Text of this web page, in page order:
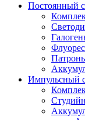
Постоянный
Импульсный